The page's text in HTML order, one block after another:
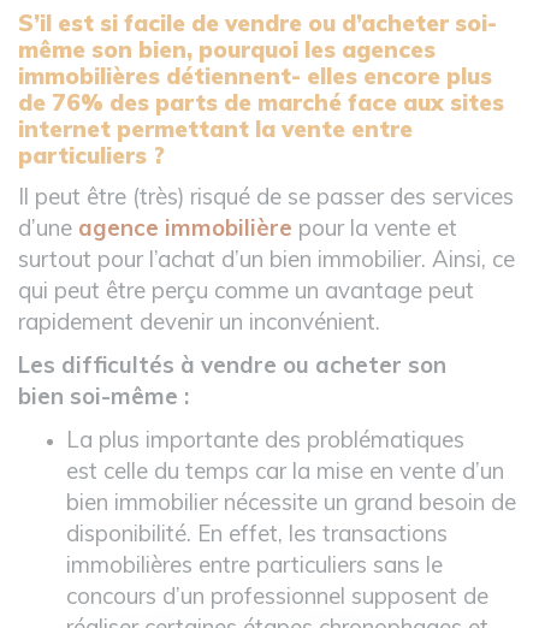
S’il est si facile de vendre ou d’acheter soi-
même son bien, pourquoi les agences
immobilières détiennent- elles encore plus
de 76% des parts de marché face aux sites
internet permettant la vente entre
particuliers ?
Il peut être (très) risqué de se passer des services
d’une agence immobilière pour la vente et
surtout pour l’achat d’un bien immobilier. Ainsi, ce
qui peut être perçu comme un avantage peut
rapidement devenir un inconvénient.
Les difficultés à vendre ou acheter son
bien soi-même :
La plus importante des problématiques
est celle du temps car la mise en vente d’un
bien immobilier nécessite un grand besoin de
disponibilité. En effet, les transactions
immobilières entre particuliers sans le
concours d’un professionnel supposent de